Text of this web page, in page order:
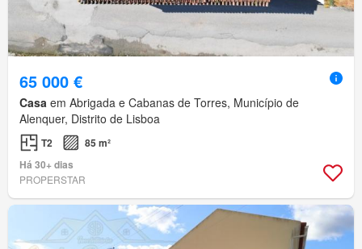
65 000 €
Casa em Abrigada e Cabanas de Torres, Município de
Alenquer, Distrito de Lisboa
T2
85 m²
Há 30+ dias
PROPERSTAR